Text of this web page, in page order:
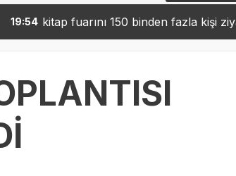
kitap fuarını 150 binden fazla kişi ziyaret etti